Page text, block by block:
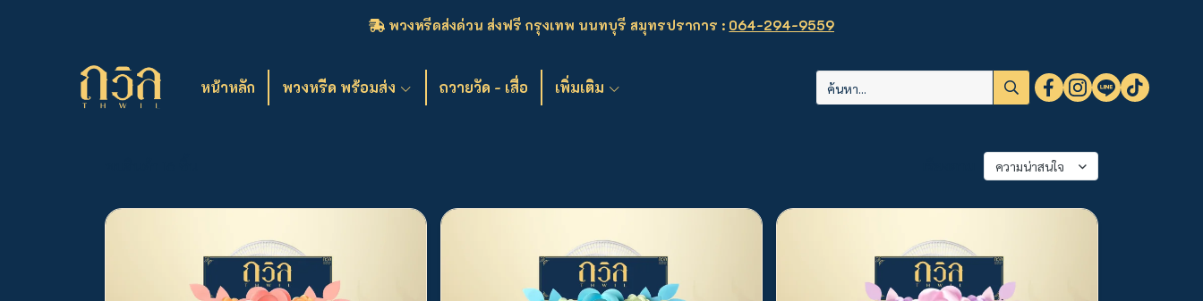
พวงหรีดส่งด่วน ส่งฟรี กรุงเทพ นนทบุรี สมุทรปราการ : 064-294-9559
หน้าหลัก พวงหรีด พร้อมส่ง ถวายวัด - เสื่อ เพิ่มเติม
ความน่าสนใจ